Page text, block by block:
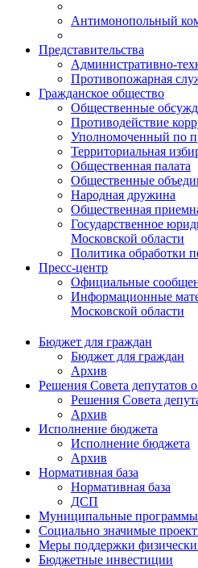
Антимонопольный
Представительства
Административно-
Противопожарная
Гражданское общество
Общественные
Противодействие
Уполномоченный по
Территориальная
Общественная палата
Общественные
Народная дружина
Общественная
Государственное
Московской области
Политика обработки
Пресс-центр
Официальные
Информационные
Московской области
Бюджет для граждан
Бюджет для граждан
Архив
Решения Совета депутатов
Решения Совета
Архив
Исполнение бюджета
Исполнение бюджета
Архив
Нормативная база
Нормативная база
ДСП
Муниципальные программы
Социально значимые
Меры поддержки
Бюджетные инвестиции